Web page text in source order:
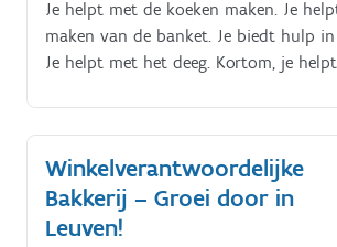
Je helpt met de koeken maken. Je
maken van de banket. Je biedt hulp in
Je helpt met het deeg. Kortom, je
Winkelverantwoordelijke
Bakkerij – Groei door in
Leuven!